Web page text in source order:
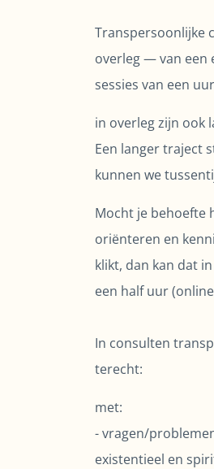
Transpersoonlijke
overleg — van een
sessies van een
in overleg zijn ook
Een langer traject
kunnen we
Mocht je behoefte
oriënteren en
klikt, dan kan dat
een half uur
In consulten
terecht:
met:
- vragen/
existentieel en